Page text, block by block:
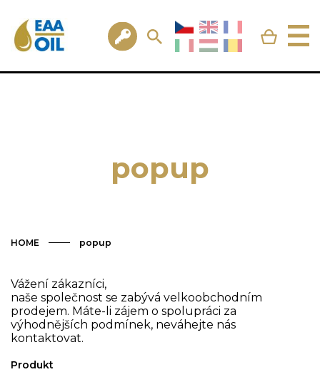
popup
HOME popup
Vážení zákazníci,
naše společnost se zabývá velkoobchodním
prodejem. Máte-li zájem o spolupráci za
výhodnějších podmínek, neváhejte nás
kontaktovat.
Produkt